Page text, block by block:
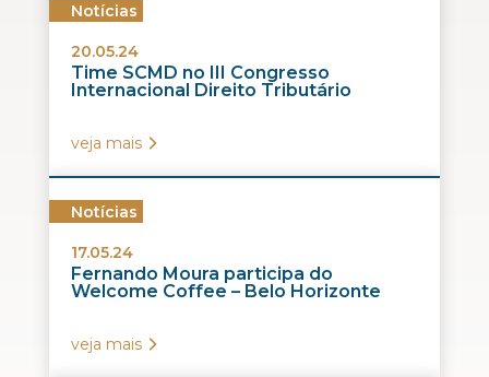
Notícias
20.05.24
Time SCMD no III Congresso
Internacional Direito Tributário
veja mais
Notícias
17.05.24
Fernando Moura participa do
Welcome Coffee – Belo Horizonte
veja mais